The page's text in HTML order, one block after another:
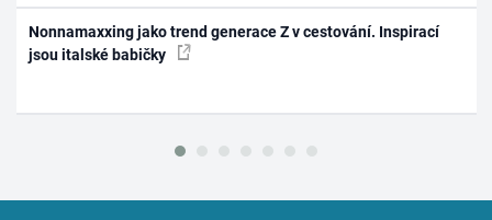
Nonnamaxxing jako trend generace Z v cestování. Inspirací
jsou italské babičky